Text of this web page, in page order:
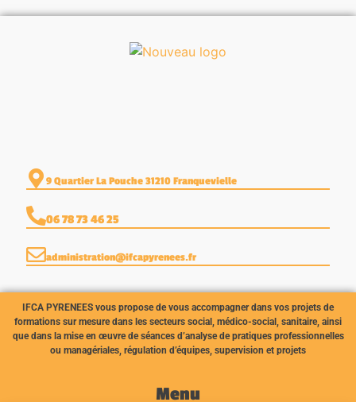
9 Quartier La Pouche 31210 Franquevielle
06 78 73 46 25
administration@ifcapyrenees.fr
IFCA PYRENEES vous propose de vous accompagner dans vos projets de
formations sur mesure dans les secteurs social, médico-social, sanitaire, ainsi
que dans la mise en œuvre de séances d’analyse de pratiques professionnelles
ou managériales, régulation d’équipes, supervision et projets
Menu